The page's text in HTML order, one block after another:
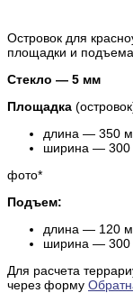
Островок для
площадки и подъема.
Стекло — 5 мм
Площадка
длина — 350
ширина — 300
фото*
Подъем:
длина — 120
ширина —
Для расчета
через форму